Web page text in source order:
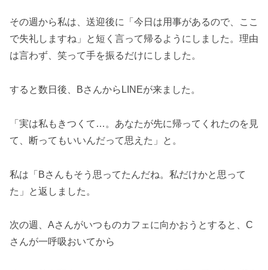
その週から私は、送迎後に「今日は用事があるので、ここ
で失礼しますね」と短く言って帰るようにしました。理由
は言わず、笑って手を振るだけにしました。
すると数日後、BさんからLINEが来ました。
「実は私もきつくて…。あなたが先に帰ってくれたのを見
て、断ってもいいんだって思えた」と。
私は「Bさんもそう思ってたんだね。私だけかと思って
た」と返しました。
次の週、Aさんがいつものカフェに向かおうとすると、C
さんが一呼吸おいてから